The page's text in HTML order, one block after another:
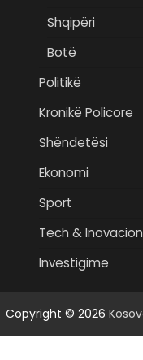
Shqipëri
Botë
Politikë
Kronikë Policore
Shëndetësi
Ekonomi
Sport
Tech & Inovacion
Investigime